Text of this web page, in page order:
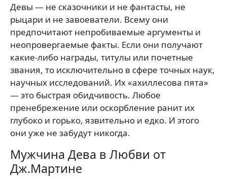
Девы — не сказочники и не фантасты, не
рыцари и не завоеватели. Всему они
предпочитают непробиваемые аргументы и
неопровергаемые факты. Если они получают
какие-либо награды, титулы или почетные
звания, то исключительно в сфере точных наук,
научных исследований. Их «ахиллесова пята»
— это быстрая обидчивость. Любое
пренебрежение или оскорбление ранит их
глубоко и горько, язвительно и едко. И этого
они уже не забудут никогда.
Мужчина Дева в Любви от
Дж.Мартине